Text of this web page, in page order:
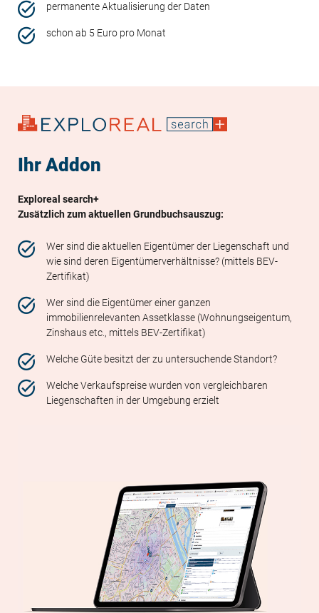
permanente Aktualisierung der Daten
schon ab 5 Euro pro Monat
Ihr Addon
Exploreal search+
Zusätzlich zum aktuellen Grundbuchsauszug:
Wer sind die aktuellen Eigentümer der Liegenschaft und
wie sind deren Eigentümerverhältnisse? (mittels BEV-
Zertifikat)
Wer sind die Eigentümer einer ganzen
immobilienrelevanten Assetklasse (Wohnungseigentum,
Zinshaus etc., mittels BEV-Zertifikat)
Welche Güte besitzt der zu untersuchende Standort?
Welche Verkaufspreise wurden von vergleichbaren
Liegenschaften in der Umgebung erzielt